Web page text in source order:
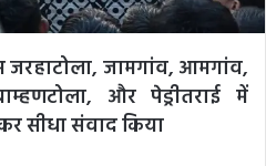
जरहाटोला, जामगांव, आमगांव,
और पेड्रीतराई में
सीधा संवाद किया